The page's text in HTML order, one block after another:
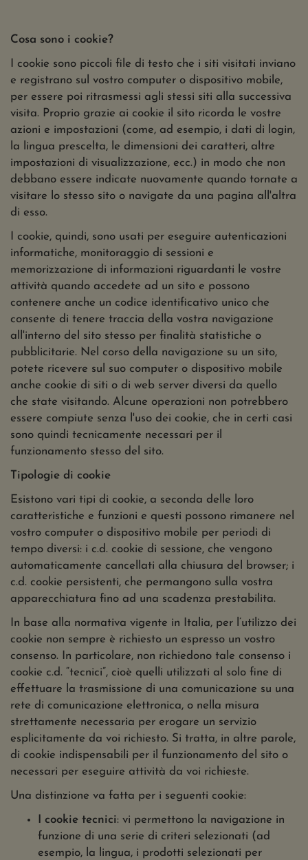
Cosa sono i cookie?
I cookie sono piccoli file di testo che i siti visitati inviano
e registrano sul vostro computer o dispositivo mobile,
per essere poi ritrasmessi agli stessi siti alla successiva
visita. Proprio grazie ai cookie il sito ricorda le vostre
azioni e impostazioni (come, ad esempio, i dati di login,
la lingua prescelta, le dimensioni dei caratteri, altre
impostazioni di visualizzazione, ecc.) in modo che non
debbano essere indicate nuovamente quando tornate a
visitare lo stesso sito o navigate da una pagina all'altra
di esso.
I cookie, quindi, sono usati per eseguire autenticazioni
informatiche, monitoraggio di sessioni e
memorizzazione di informazioni riguardanti le vostre
attività quando accedete ad un sito e possono
contenere anche un codice identificativo unico che
consente di tenere traccia della vostra navigazione
all'interno del sito stesso per finalità statistiche o
pubblicitarie. Nel corso della navigazione su un sito,
potete ricevere sul suo computer o dispositivo mobile
anche cookie di siti o di web server diversi da quello
che state visitando. Alcune operazioni non potrebbero
essere compiute senza l'uso dei cookie, che in certi casi
sono quindi tecnicamente necessari per il
funzionamento stesso del sito.
Tipologie di cookie
Esistono vari tipi di cookie, a seconda delle loro
caratteristiche e funzioni e questi possono rimanere nel
vostro computer o dispositivo mobile per periodi di
tempo diversi: i c.d. cookie di sessione, che vengono
automaticamente cancellati alla chiusura del browser; i
c.d. cookie persistenti, che permangono sulla vostra
apparecchiatura fino ad una scadenza prestabilita.
In base alla normativa vigente in Italia, per l’utilizzo dei
cookie non sempre è richiesto un espresso un vostro
consenso. In particolare, non richiedono tale consenso i
cookie c.d. “tecnici”, cioè quelli utilizzati al solo fine di
effettuare la trasmissione di una comunicazione su una
rete di comunicazione elettronica, o nella misura
strettamente necessaria per erogare un servizio
esplicitamente da voi richiesto. Si tratta, in altre parole,
di cookie indispensabili per il funzionamento del sito o
necessari per eseguire attività da voi richieste.
Una distinzione va fatta per i seguenti cookie:
I cookie tecnici: vi permettono la navigazione in
funzione di una serie di criteri selezionati (ad
esempio, la lingua, i prodotti selezionati per